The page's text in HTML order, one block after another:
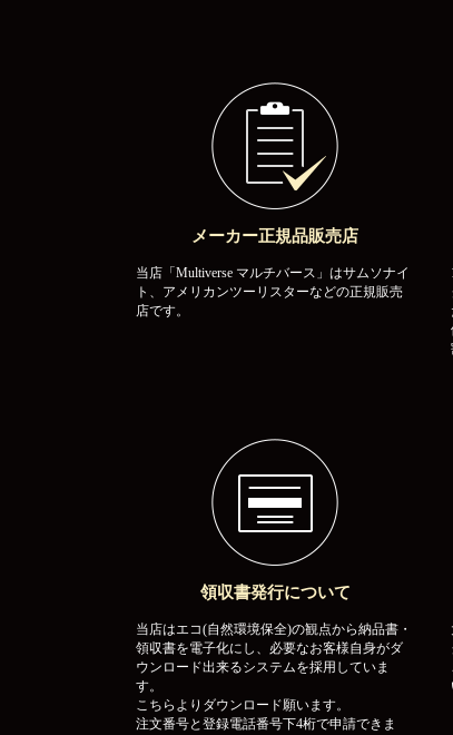
メーカー正規品販売店
当店「Multiverse マルチバース」はサムソナイ
ト、アメリカンツーリスターなどの正規販売
店です。
領収書発行について
当店はエコ(自然環境保全)の観点から納品書・
領収書を電子化にし、必要なお客様自身がダ
ウンロード出来るシステムを採用していま
す。
こちらよりダウンロード願います。
注文番号と登録電話番号下4桁で申請できま